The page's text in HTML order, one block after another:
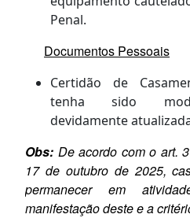
Penal.
Documentos Pessoais
Certidão de
tenha sido
devidamente
Obs: De acordo com o art.
17 de outubro de 2025,
permanecer em
manifestação deste e a